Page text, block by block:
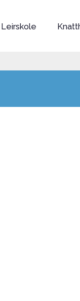
Leirskole